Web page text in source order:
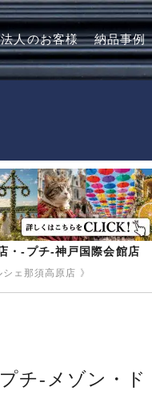
法人のお客様 納品事例
-プチ-神戸国際会館店
ェ那須高原店 》
-メゾン・ド